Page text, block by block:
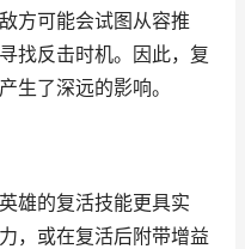
方可能会试图从容推
找反击时机。因此，复
生了深远的影响。
雄的复活技能更具实
，或在复活后附带增益